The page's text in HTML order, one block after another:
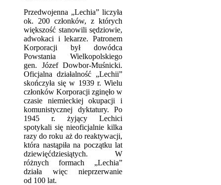
Przedwojenna „Lechia” liczyła
ok. 200 członków, z których
większość stanowili sędziowie,
adwokaci i lekarze. Patronem
Korporacji był dowódca
Powstania Wielkopolskiego
gen. Józef Dowbor-Muśnicki.
Oficjalna działalność „Lechii”
skończyła się w 1939 r. Wielu
członków Korporacji zginęło w
czasie niemieckiej okupacji i
komunistycznej dyktatury. Po
1945 r. żyjący Lechici
spotykali się nieoficjalnie kilka
razy do roku aż do reaktywacji,
która nastąpiła na początku lat
dziewięćdziesiątych. W
różnych formach „Lechia”
działa więc nieprzerwanie
od 100 lat.